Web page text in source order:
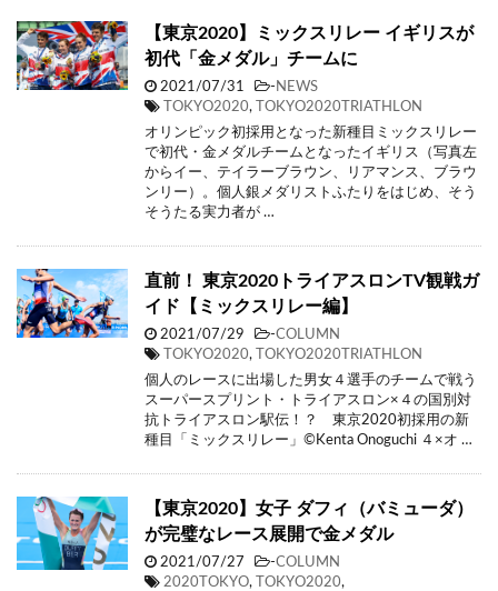
【東京2020】ミックスリレー イギリスが
初代「金メダル」チームに
2021/07/31 - NEWS
TOKYO2020,
TOKYO2020TRIATHLON
オリンピック初採用となった新種目ミックスリレー
で初代・金メダルチームとなったイギリス（写真左
からイー、テイラーブラウン、リアマンス、ブラウ
ンリー）。個人銀メダリストふたりをはじめ、そう
そうたる実力者が …
直前！ 東京2020トライアスロンTV観戦ガ
イド【ミックスリレー編】
2021/07/29 -COLUMN
TOKYO2020,
TOKYO2020TRIATHLON
個人のレースに出場した男女４選手のチームで戦う
スーパースプリント・トライアスロン×４の国別対
抗トライアスロン駅伝！？ 東京2020初採用の新
種目「ミックスリレー」©Kenta Onoguchi ４×オ …
【東京2020】女子 ダフィ（バミューダ）
が完璧なレース展開で金メダル
2021/07/27 -COLUMN
2020TOKYO, TOKYO2020,